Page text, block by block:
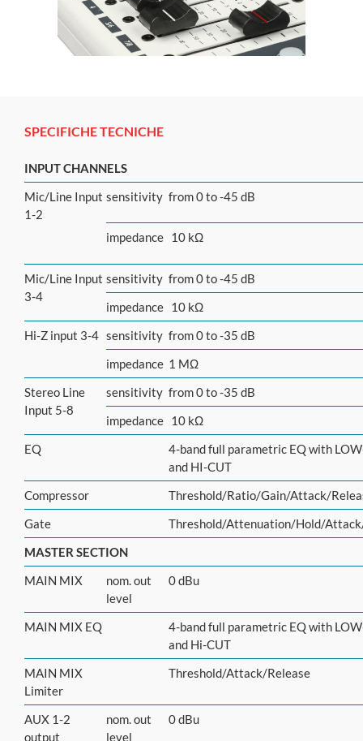
SPECIFICHE TECNICHE
INPUT CHANNELS
Mic/Line Input
1-2
sensitivity from 0 to -45 dB
impedance 10 kΩ
Mic/Line Input
3-4
sensitivity from 0 to -45 dB
impedance 10 kΩ
Hi-Z input 3-4 sensitivity from 0 to -35 dB
impedance 1 MΩ
Stereo Line
Input 5-8
sensitivity from 0 to -35 dB
impedance 10 kΩ
EQ
4-band full parametric EQ with
and HI-CUT
Compressor
Threshold/Ratio/Gain/Attack/
Gate
Threshold/Attenuation/Hold/
MASTER SECTION
MAIN MIX
nom. out
level
0 dBu
MAIN MIX EQ
4-band full parametric EQ with
and Hi-CUT
MAIN MIX
Limiter
Threshold/Attack/Release
AUX 1-2
output
nom. out
level
0 dBu